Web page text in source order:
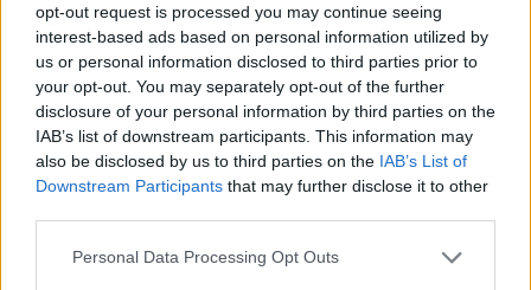
opt-out request is processed you may continue seeing
interest-based ads based on personal information utilized by
us or personal information disclosed to third parties prior to
your opt-out. You may separately opt-out of the further
disclosure of your personal information by third parties on the
IAB’s list of downstream participants. This information may
also be disclosed by us to third parties on the IAB’s List of
Downstream Participants that may further disclose it to other
Please note that this website/app uses one or more Google
Personal Data Processing Opt Outs
szezon során is gyakran szembesültek bonyolult
szituációkkal az elektromos energia hiánya miatt.
is
loading.
ThisThe media could not be loaded, either because
the server or network failed or because the format